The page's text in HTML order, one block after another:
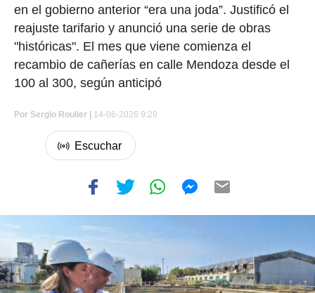
en el gobierno anterior “era una joda”. Justificó el
reajuste tarifario y anunció una serie de obras
"históricas". El mes que viene comienza el
recambio de cañerías en calle Mendoza desde el
100 al 300, según anticipó
Por Sergio Roulier | 14-06-2026 9:29